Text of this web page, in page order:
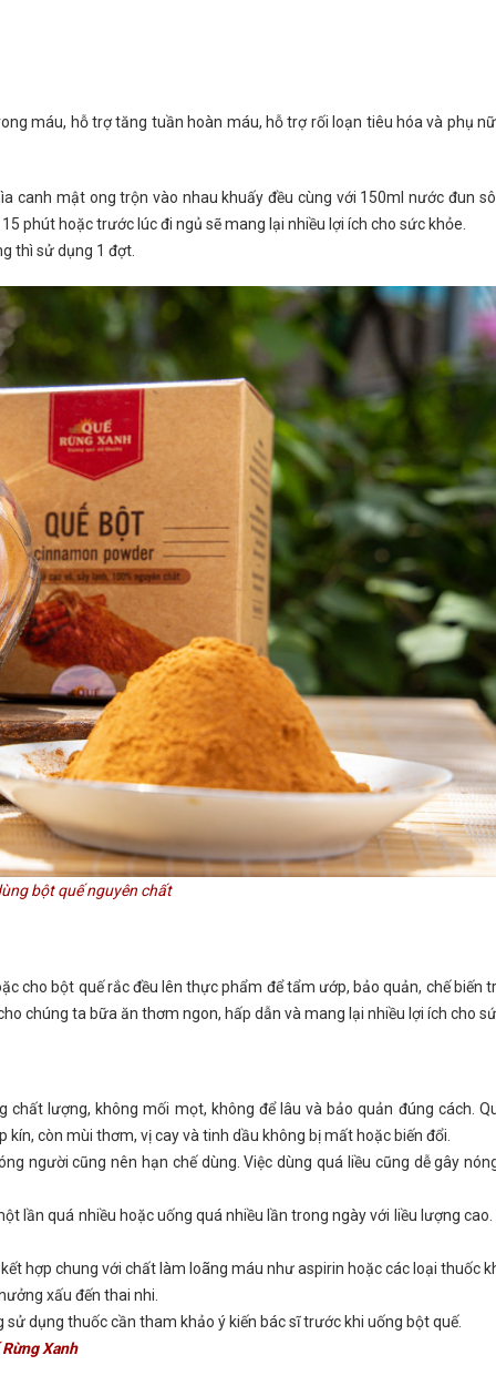
máu, hỗ trợ tăng tuần hoàn máu, hỗ trợ rối loạn tiêu hóa và phụ
canh mật ong trộn vào nhau khuấy đều cùng với 150ml nước đun
phút hoặc trước lúc đi ngủ sẽ mang lại nhiều lợi ích cho sức khỏe.
thì sử dụng 1 đợt.
bột quế nguyên chất
cho bột quế rắc đều lên thực phẩm để tẩm ướp, bảo quản, chế biến
chúng ta bữa ăn thơm ngon, hấp dẫn và mang lại nhiều lợi ích cho
lượng, không mối mọt, không để lâu và bảo quản đúng cách.
còn mùi thơm, vị cay và tinh dầu không bị mất hoặc biến đổi.
người cũng nên hạn chế dùng. Việc dùng quá liều cũng dễ gây
lần quá nhiều hoặc uống quá nhiều lần trong ngày với liều lượng cao.
hợp chung với chất làm loãng máu như aspirin hoặc các loại thuốc
xấu đến thai nhi.
dụng thuốc cần tham khảo ý kiến bác sĩ trước khi uống bột quế.
Xanh